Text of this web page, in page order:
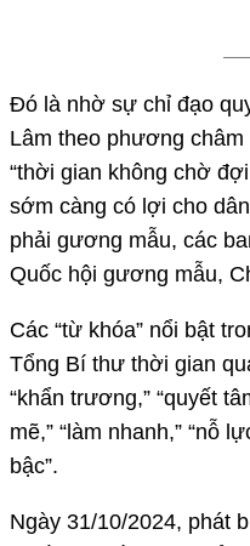
Đó là nhờ sự chỉ đạo
Lâm theo phương châm
“thời gian không chờ
sớm càng có lợi cho
phải gương mẫu, các
Quốc hội gương mẫu,
Các “từ khóa” nổi bật
Tổng Bí thư thời gian
“khẩn trương,” “quyết
mẽ,” “làm nhanh,” “nỗ
bậc”.
Ngày 31/10/2024, phát